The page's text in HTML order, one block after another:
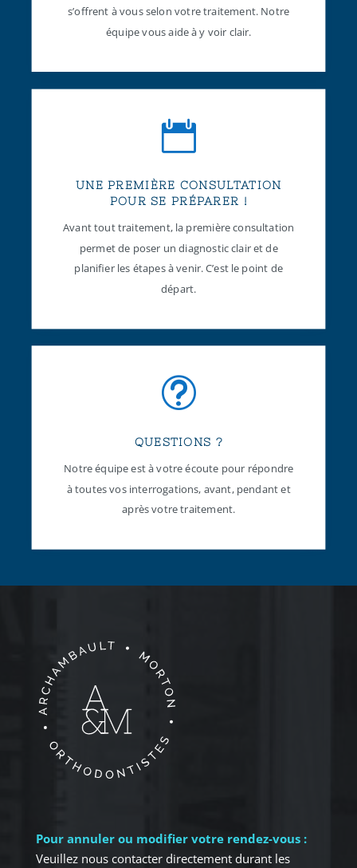
s’offrent à vous selon votre traitement. Notre
équipe vous aide à y voir clair.

UNE PREMIÈRE CONSULTATION
POUR SE PRÉPARER !
Avant tout traitement, la première consultation
permet de poser un diagnostic clair et de
planifier les étapes à venir. C’est le point de
départ.
t
QUESTIONS ?
Notre équipe est à votre écoute pour répondre
à toutes vos interrogations, avant, pendant et
après votre traitement.
Pour annuler ou modifier votre rendez-vous :
Veuillez nous contacter directement durant les